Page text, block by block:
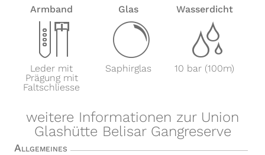
Armband
x
Leder mit
Prägung mit
Faltschliesse
Glas
y
Saphirglas
Wasserdicht
z
10 bar (100m)
weitere Informationen zur Union
Glashütte Belisar Gangreserve
Allgemeines